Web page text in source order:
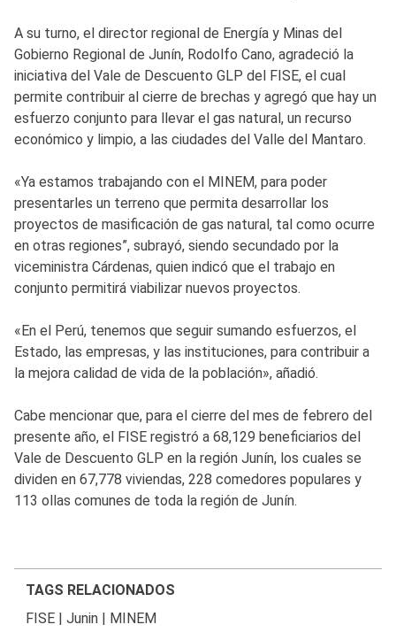
A su turno, el director regional de Energía y Minas del
Gobierno Regional de Junín, Rodolfo Cano, agradeció la
iniciativa del Vale de Descuento GLP del FISE, el cual
permite contribuir al cierre de brechas y agregó que hay un
esfuerzo conjunto para llevar el gas natural, un recurso
económico y limpio, a las ciudades del Valle del Mantaro.
«Ya estamos trabajando con el MINEM, para poder
presentarles un terreno que permita desarrollar los
proyectos de masificación de gas natural, tal como ocurre
en otras regiones”, subrayó, siendo secundado por la
viceministra Cárdenas, quien indicó que el trabajo en
conjunto permitirá viabilizar nuevos proyectos.
«En el Perú, tenemos que seguir sumando esfuerzos, el
Estado, las empresas, y las instituciones, para contribuir a
la mejora calidad de vida de la población», añadió.
Cabe mencionar que, para el cierre del mes de febrero del
presente año, el FISE registró a 68,129 beneficiarios del
Vale de Descuento GLP en la región Junín, los cuales se
dividen en 67,778 viviendas, 228 comedores populares y
113 ollas comunes de toda la región de Junín.
TAGS RELACIONADOS
FISE| Junin| MINEM